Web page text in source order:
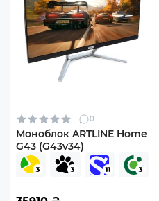
0
Моноблок ARTLINE Home
G43 (G43v34)